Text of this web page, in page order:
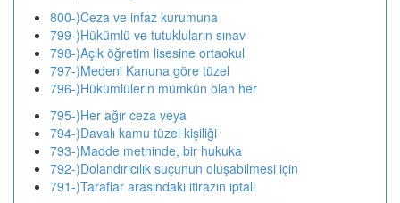
800-)Ceza ve infaz kurumuna
799-)Hükümlü ve tutukluların sınav
798-)Açık öğretim lisesine ortaokul
797-)Medeni Kanuna göre tüzel
796-)Hükümlülerin mümkün olan her
795-)Her ağır ceza veya
794-)Davalı kamu tüzel kişiliği
793-)Madde metninde, bir hukuka
792-)Dolandırıcılık suçunun oluşabilmesi için
791-)Taraflar arasındaki itirazın iptali